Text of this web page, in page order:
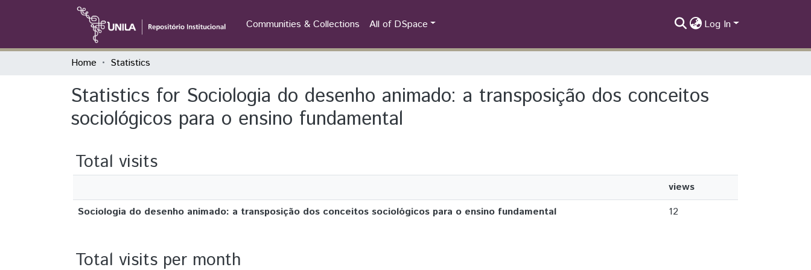
Communities & Collections All of DSpace Log In
Home Statistics
Statistics for Sociologia do desenho animado: a transposição dos conceitos
sociológicos para o ensino fundamental
Total visits
views
Sociologia do desenho animado: a transposição dos conceitos sociológicos para o ensino fundamental
12
Total visits per month